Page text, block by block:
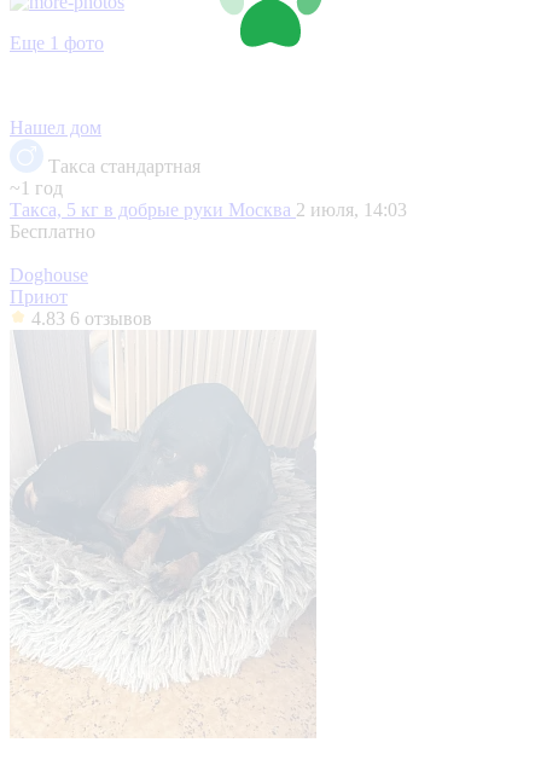
Еще 1 фото
Нашел дом
Такса стандартная
~1 год
Такса, 5 кг в добрые руки Москва 2 июля, 14:03
Бесплатно
Doghouse
Приют
4.83 6 отзывов